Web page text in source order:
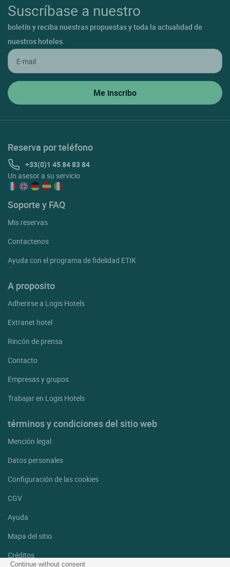
Continue without consent
Suscríbase a nuestro
boletín y reciba nuestras propuestas y toda la actualidad de
nuestros hoteles.
Reserva por teléfono
+33(0)1 45 84 83 84
Un asesor a su servicio
Soporte y FAQ
Mis reservas
Contactenos
Ayuda con el programa de fidelidad ETIK
A proposito
Adherirse a Logis Hotels
Extranet hotel
Rincón de prensa
Contacto
Empresas y grupos
Trabajar en Logis Hotels
términos y condiciones del sitio web
Mención legal
Datos personales
Configuración de las cookies
CGV
Ayuda
Mapa del sitio
Créditos
fotografías